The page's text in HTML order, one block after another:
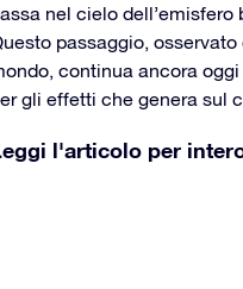
nel cielo dell’emisfero
passaggio,
continua ancora
gli effetti che genera sul
l'articolo per